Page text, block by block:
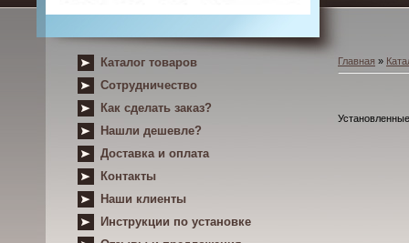
Каталог товаров
Сотрудничество
Как сделать заказ?
Нашли дешевле?
Доставка и оплата
Контакты
Наши клиенты
Инструкции по установке
Главная »